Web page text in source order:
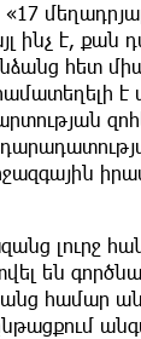
«17
ինչ է, քան
հետ
է
լուրջ
են
համար